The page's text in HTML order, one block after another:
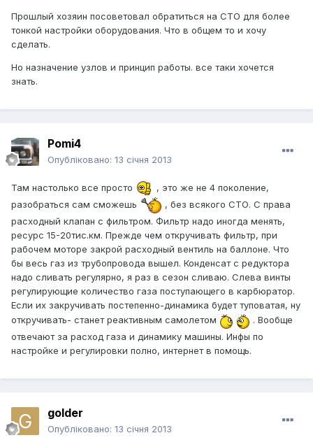
Прошлый хозяин посоветовал обратиться на СТО для более
тонкой настройки оборудования. Что в общем то и хочу
сделать.
Но назначение узлов и принцип работы. все таки хочется
знать.
Pomi4
Опубліковано: 13 січня 2013
Там настолько все просто
, это же не 4 поколение,
разобраться сам сможешь
, без всякого СТО. С права
расходный клапан с фильтром. Фильтр надо иногда менять,
ресурс 15-20тис.км. Прежде чем откручивать фильтр, при
рабочем моторе закрой расходный вентиль на баллоне. Что
бы весь газ из трубопровода вышел. Конденсат с редуктора
надо сливать регулярно, я раз в сезон сливаю. Слева винты
регулирующие количество газа поступающего в карбюратор.
Если их закручивать постепенно-динамика будет туповатая, ну
откручивать- станет реактивным самолетом
. Вообще
отвечают за расход газа и динамику машины. Инфы по
настройке и регулировки полно, интернет в помощь.
golder
Опубліковано: 13 січня 2013